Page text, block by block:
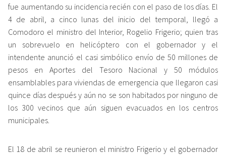
fue aumentando su incidencia recién con el paso de los días. El
4 de abril, a cinco lunas del inicio del temporal, llegó a
Comodoro el ministro del Interior, Rogelio Frigerio; quien tras
un sobrevuelo en helicóptero con el gobernador y el
intendente anunció el casi simbólico envío de 50 millones de
pesos en Aportes del Tesoro Nacional y 50 módulos
ensamblables para viviendas de emergencia que llegaron casi
quince días después y aún no se son habitados por ninguno de
los 300 vecinos que aún siguen evacuados en los centros
municipales.
El 18 de abril se reunieron el ministro Frigerio y el gobernador